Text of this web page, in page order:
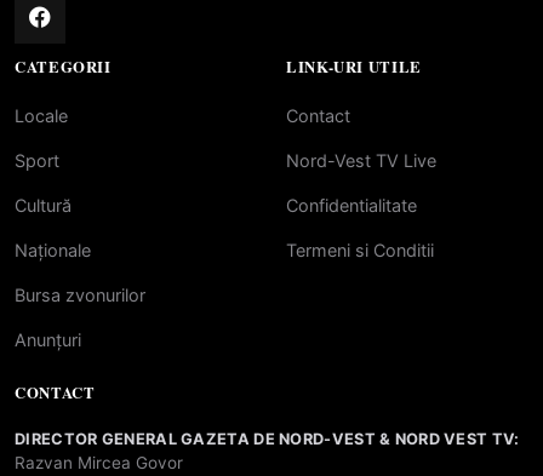
CATEGORII
Locale
Sport
Cultură
Naționale
Bursa zvonurilor
Anunțuri
LINK-URI UTILE
Contact
Nord-Vest TV Live
Confidentialitate
Termeni si Conditii
CONTACT
DIRECTOR GENERAL GAZETA DE NORD-VEST & NORD VEST TV:
Razvan Mircea Govor